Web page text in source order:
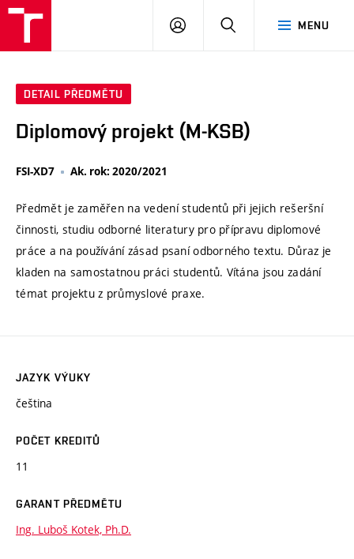
MENU
PŘIHLÁSIT
DETAIL PŘEDMĚTU
Diplomový projekt (M-KSB)
FSI-XD7 Ak. rok: 2020/2021
Předmět je zaměřen na vedení studentů při jejich rešeršní
činnosti, studiu odborné literatury pro přípravu diplomové
práce a na používání zásad psaní odborného textu. Důraz je
kladen na samostatnou práci studentů. Vítána jsou zadání
témat projektu z průmyslové praxe.
JAZYK VÝUKY
čeština
POČET KREDITŮ
11
GARANT PŘEDMĚTU
Ing. Luboš Kotek, Ph.D.